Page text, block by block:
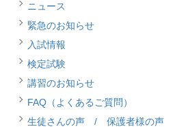
ニュース
緊急のお知らせ
入試情報
検定試験
講習のお知らせ
FAQ（よくあるご質問）
生徒さんの声 / 保護者様の声